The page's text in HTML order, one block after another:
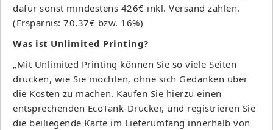
dafür sonst mindestens 426€ inkl. Versand zahlen.
(Ersparnis: 70,37€ bzw. 16%)
Was ist Unlimited Printing?
„Mit Unlimited Printing können Sie so viele Seiten
drucken, wie Sie möchten, ohne sich Gedanken über
die Kosten zu machen. Kaufen Sie hierzu einen
entsprechenden EcoTank-Drucker, und registrieren Sie
die beiliegende Karte im Lieferumfang innerhalb von